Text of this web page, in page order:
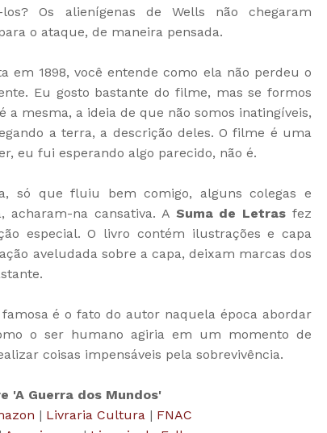
los? Os alienígenas de Wells não chegaram
o ataque, de maneira pensada.
em 1898, você entende como ela não perdeu o
Eu gosto bastante do filme, mas se formos
a mesma, a ideia de que não somos inatingíveis,
a terra, a descrição deles. O filme é uma
eu fui esperando algo parecido, não é.
só que fluiu bem comigo, alguns colegas e
acharam-na cansativa. A Suma de Letras fez
especial. O livro contém ilustrações e capa
aveludada sobre a capa, deixam marcas dos
é o fato do autor naquela época abordar
o ser humano agiria em um momento de
coisas impensáveis pela sobrevivência.
'A Guerra dos Mundos'
| Livraria Cultura | FNAC